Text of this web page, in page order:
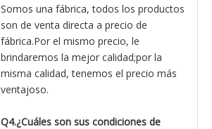
Somos una fábrica, todos los productos
son de venta directa a precio de
fábrica.Por el mismo precio, le
brindaremos la mejor calidad;por la
misma calidad, tenemos el precio más
ventajoso.
Q4.¿Cuáles son sus condiciones de